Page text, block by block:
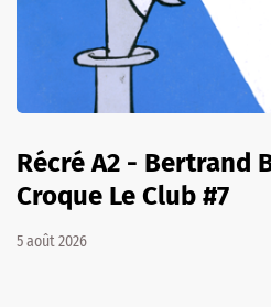
Récré A2 - Bertrand
Croque Le Club #7
5 août 2026